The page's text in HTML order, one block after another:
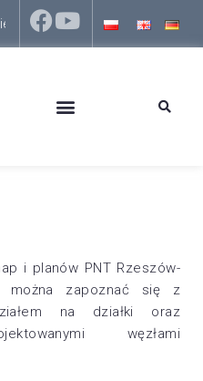
włosko-słoweńskie
Rzeszów –
i planów PNT Rzeszów-
można zapoznać się z
na działki oraz
węzłami